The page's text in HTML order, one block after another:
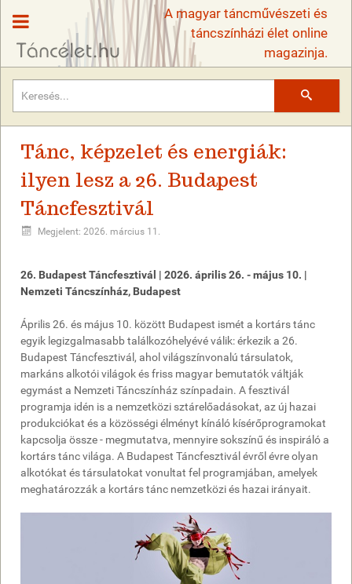
A magyar táncművészeti és
táncszínházi élet online
magazinja.
Tánc, képzelet és energiák:
ilyen lesz a 26. Budapest
Táncfesztivál
Megjelent: 2026. március 11.
26. Budapest Táncfesztivál | 2026. április 26. - május 10. |
Nemzeti Táncszínház, Budapest
Április 26. és május 10. között Budapest ismét a kortárs tánc
egyik legizgalmasabb találkozóhelyévé válik: érkezik a 26.
Budapest Táncfesztivál, ahol világszínvonalú társulatok,
markáns alkotói világok és friss magyar bemutatók váltják
egymást a Nemzeti Táncszínház színpadain. A fesztivál
programja idén is a nemzetközi sztárelőadásokat, az új hazai
produkciókat és a közösségi élményt kínáló kísérőprogramokat
kapcsolja össze - megmutatva, mennyire sokszínű és inspiráló a
kortárs tánc világa. A Budapest Táncfesztivál évről évre olyan
alkotókat és társulatokat vonultat fel programjában, amelyek
meghatározzák a kortárs tánc nemzetközi és hazai irányait.